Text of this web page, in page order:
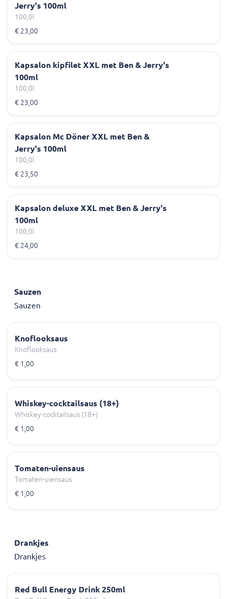
Jerry's 100ml
100,0l
€ 23,00
Kapsalon kipfilet XXL met Ben & Jerry's
100ml
100,0l
€ 23,00
Kapsalon Mc Döner XXL met Ben &
Jerry's 100ml
100,0l
€ 23,50
Kapsalon deluxe XXL met Ben & Jerry's
100ml
100,0l
€ 24,00
Sauzen
Sauzen
Knoflooksaus
Knoflooksaus
€ 1,00
Whiskey-cocktailsaus (18+)
Whiskey-cocktailsaus (18+)
€ 1,00
Tomaten-uiensaus
Tomaten-uiensaus
€ 1,00
Drankjes
Drankjes
Red Bull Energy Drink 250ml